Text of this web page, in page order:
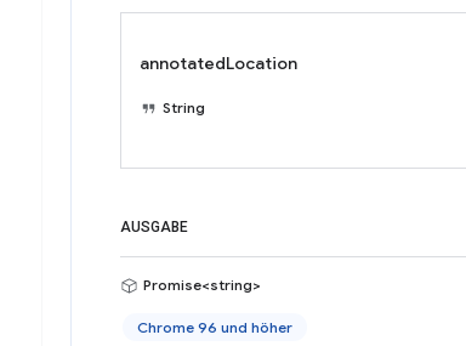
annotatedLocation
String
AUSGABE
Promise<string>
Chrome 96 und höher